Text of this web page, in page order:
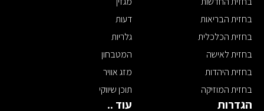
בחזית הבריאות
בחזית הכלכלית
בחזית לאישה
בחזית היהדות
בחזית המוזיקה
דעות
גלריות
המטבחון
מזג אוויר
תוכן שיווקי
הגדרות עוד ..